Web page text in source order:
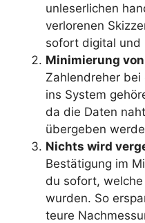
unleserlichen
verlorenen
sofort digital und
Minimierung
Zahlendreher
ins System
da die Daten
übergeben
Nichts wird
Bestätigung im
du sofort,
wurden. So
teure